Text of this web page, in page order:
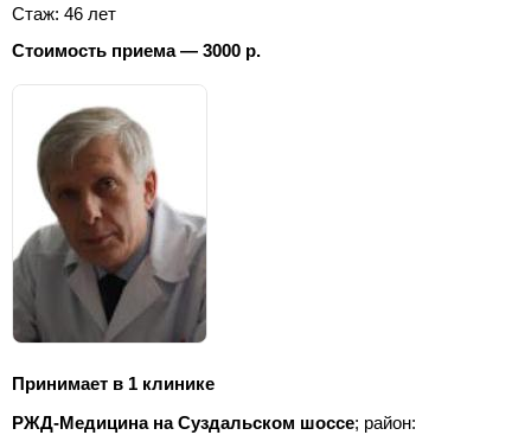
Стаж: 46 лет
Стоимость приема — 3000 р.
Принимает в 1 клинике
РЖД-Медицина на Суздальском шоссе; район: